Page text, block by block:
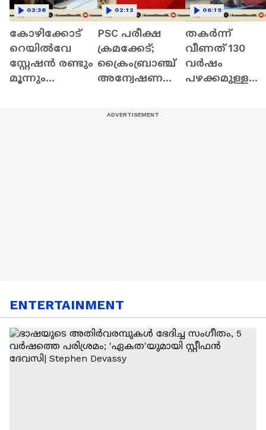
കോഴിക്കോട്
റെയിൽവേ
സ്റ്റേഷൻ രണ്ടും
മൂന്നും
03:38
PSC പരീക്ഷ
ക്രമക്കേട്;
ക്രൈംബ്രാഞ്ച്
അന്വേഷണത്തി
02:12
തകർന്ന്
വീണത് 130
വർഷം
പഴക്കമുള്ള
06:19
ENTERTAINMENT